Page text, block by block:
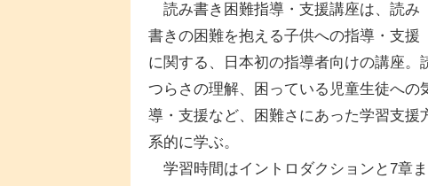
読み書き困難指導・支援講座は、読み
書きの困難を抱える子供への指導・支援
に関する、日本初の指導者向けの講座
つらさの理解、困っている児童生徒へ
導・支援など、困難さにあった学習支
系的に学ぶ。
学習時間はイントロダクションと7章